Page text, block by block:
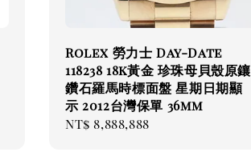
Rolex 勞力士 Day-Date
118238 18k黃金 珍珠母貝殼原鑲
鑽石羅馬時標面盤 星期日期顯
示 2012台灣保單 36mm
Regular
NT$ 8,888,888